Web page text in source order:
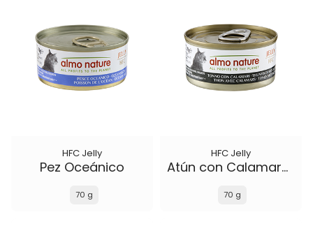
HFC Jelly
Pez Oceánico
70 g
HFC Jelly
Atún con Calamares
70 g